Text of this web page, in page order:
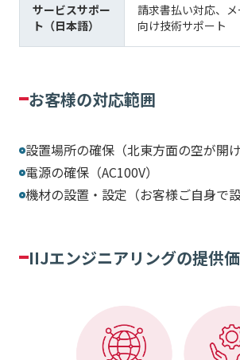
サービスサポー
ト（日本語）
請求書払い対応、
向け技術サポート
お客様の対応範囲
設置場所の確保（北東方面の空が開
電源の確保（AC100V）
機材の設置・設定（お客様ご自身で
IIJエンジニアリングの提供